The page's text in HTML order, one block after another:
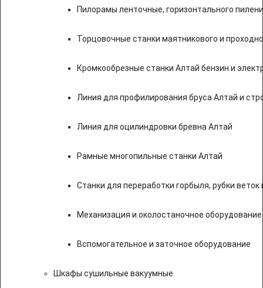
Пилорамы ленточные, горизонтального
Торцовочные станки маятникового и
Кромкообрезные станки Алтай бензин и
Линия для профилирования бруса Алтай и
Линия для оцилиндровки бревна Алтай
Рамные многопильные станки Алтай
Станки для переработки горбыля, рубки веток
Механизация и околостаночное оборудование
Вспомогательное и заточное оборудование
Шкафы сушильные вакуумные